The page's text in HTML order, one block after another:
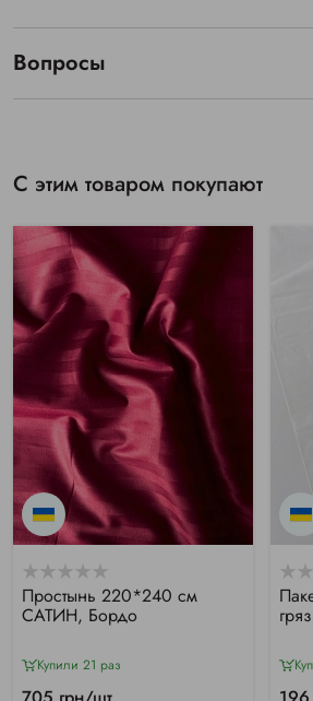
Вопросы
С этим товаром покупают
Простынь 220*240 см
САТИН, Бордо
Купили 21 раз